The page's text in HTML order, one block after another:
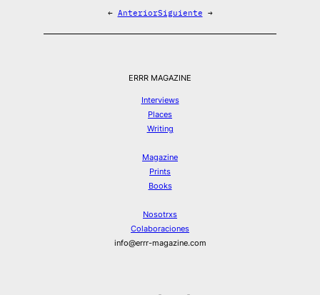
← AnteriorSiguiente →
ERRR MAGAZINE
Interviews
Places
Writing
Magazine
Prints
Books
Nosotrxs
Colaboraciones
info@errr-magazine.com